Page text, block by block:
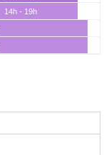
14h - 19h